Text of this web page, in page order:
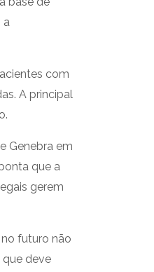
a
com
A principal
Genebra em
que a
gerem
futuro não
que deve